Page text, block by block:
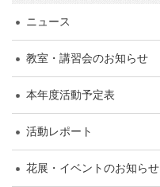
ニュース
教室・講習会のお知らせ
本年度活動予定表
活動レポート
花展・イベントのお知らせ